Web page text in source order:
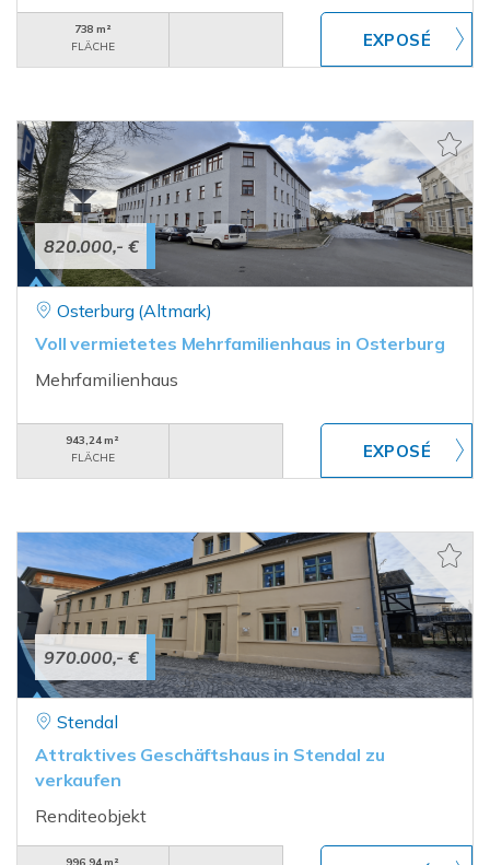
738 m²
FLÄCHE
820.000,- €
Osterburg (Altmark)
Voll vermietetes Mehrfamilienhaus in Osterburg
Mehrfamilienhaus
943,24 m²
FLÄCHE
970.000,- €
Stendal
Attraktives Geschäftshaus in Stendal zu
verkaufen
Renditeobjekt